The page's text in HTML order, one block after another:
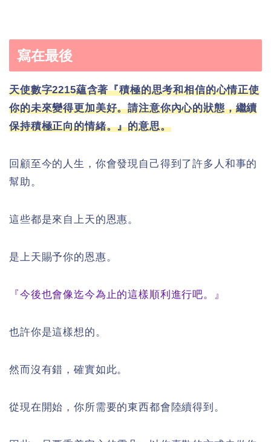
寫在最後
天使數字2215蘊含著『積極的思考和相信的心情正使
你的未來變得更加美好。請注意你內心的狀態，繼續
保持積極正向的情緒。』的意思。
回顧至今的人生，你會發現自己得到了許多人和事的
幫助。
這些都是來自上天的恩惠。
是上天賜予你的恩惠。
『今後也會像迄今為止的這樣順利進行吧。』
也許你是這樣想的。
然而沒有錯，確實如此。
從現在開始，你所需要的東西都會陸續得到。